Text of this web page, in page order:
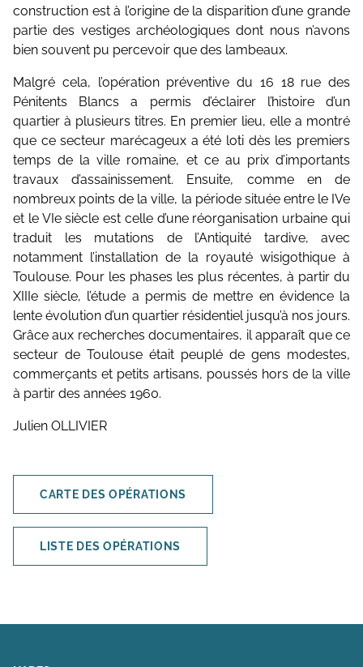
construction est à l’origine de la disparition d’une grande
partie des vestiges archéologiques dont nous n’avons
bien souvent pu percevoir que des lambeaux.
Malgré cela, l’opération préventive du 16 18 rue des
Pénitents Blancs a permis d’éclairer l’histoire d’un
quartier à plusieurs titres. En premier lieu, elle a montré
que ce secteur marécageux a été loti dès les premiers
temps de la ville romaine, et ce au prix d’importants
travaux d’assainissement. Ensuite, comme en de
nombreux points de la ville, la période située entre le IVe
et le VIe siècle est celle d’une réorganisation urbaine qui
traduit les mutations de l’Antiquité tardive, avec
notamment l’installation de la royauté wisigothique à
Toulouse. Pour les phases les plus récentes, à partir du
XIIIe siècle, l’étude a permis de mettre en évidence la
lente évolution d’un quartier résidentiel jusqu’à nos jours.
Grâce aux recherches documentaires, il apparaît que ce
secteur de Toulouse était peuplé de gens modestes,
commerçants et petits artisans, poussés hors de la ville
à partir des années 1960.
Julien OLLIVIER
CARTE DES OPÉRATIONS
LISTE DES OPÉRATIONS